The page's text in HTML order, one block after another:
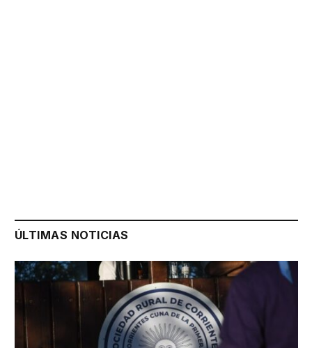
ÚLTIMAS NOTICIAS